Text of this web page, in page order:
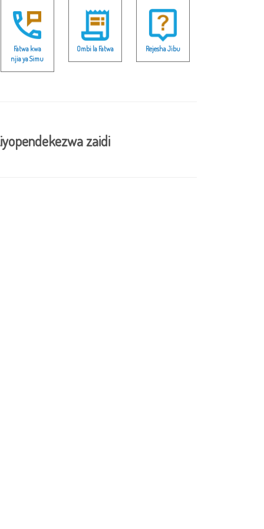
Fatwa kwa
njia ya Simu
Ombi la Fatwa Rejesha Jibu
zaidi